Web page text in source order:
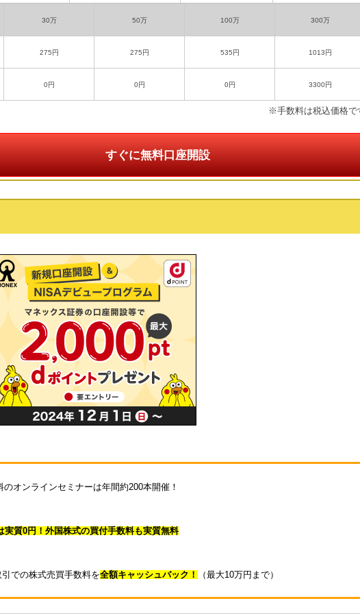
30万 50万 100万 300万
275円 275円 535円 1013円
0円 0円 0円 3300円
※手数料は税込価格で
すぐに無料口座開設
オンラインセミナーは年間約200本開催！
実質0円！外国株式の買付手数料も実質無料
での株式売買手数料を全額キャッシュバック！ （最大10万円まで）